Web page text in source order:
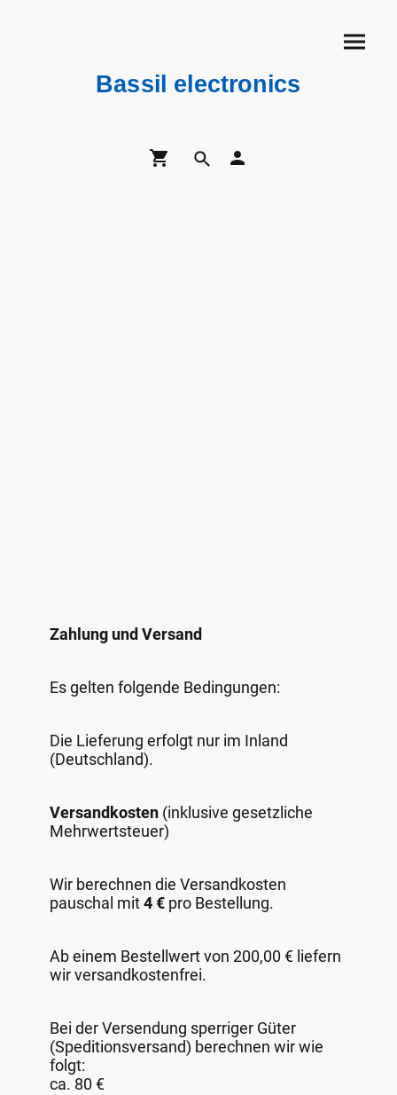
Bassil electronics
Zahlung und Versand
Es gelten folgende Bedingungen:
Die Lieferung erfolgt nur im Inland
(Deutschland).
Versandkosten (inklusive gesetzliche
Mehrwertsteuer)
Wir berechnen die Versandkosten
pauschal mit4 € pro Bestellung.
Ab einem Bestellwert von 200,00 € liefern
wir versandkostenfrei.
Bei der Versendung sperriger Güter
(Speditionsversand) berechnen wir wie
folgt:
ca. 80 €